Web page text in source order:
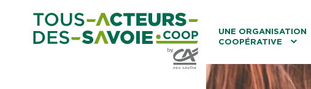
UNE ORGANISATION
COOPÉRATIVE
Caisses Locales